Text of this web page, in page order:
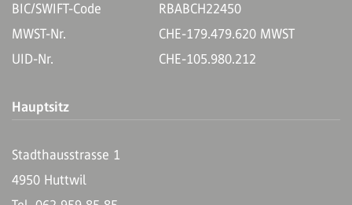
BIC/SWIFT-Code
RBABCH22450
MWST-Nr.
CHE-179.479.620 MWST
UID-Nr.
CHE-105.980.212
Hauptsitz
Stadthausstrasse 1
4950 Huttwil